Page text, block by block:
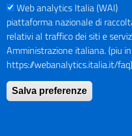
PAGAMENTI
SOCIAL NETWORKS
Pagina Facebook
Profilo Instagram
Web analytics Italia (WAI)
piattaforma nazionale di
relativi al traffico dei siti e
Amministrazione italiana. (piu
https://webanalytics.italia.it/faq)
Salva preferenze